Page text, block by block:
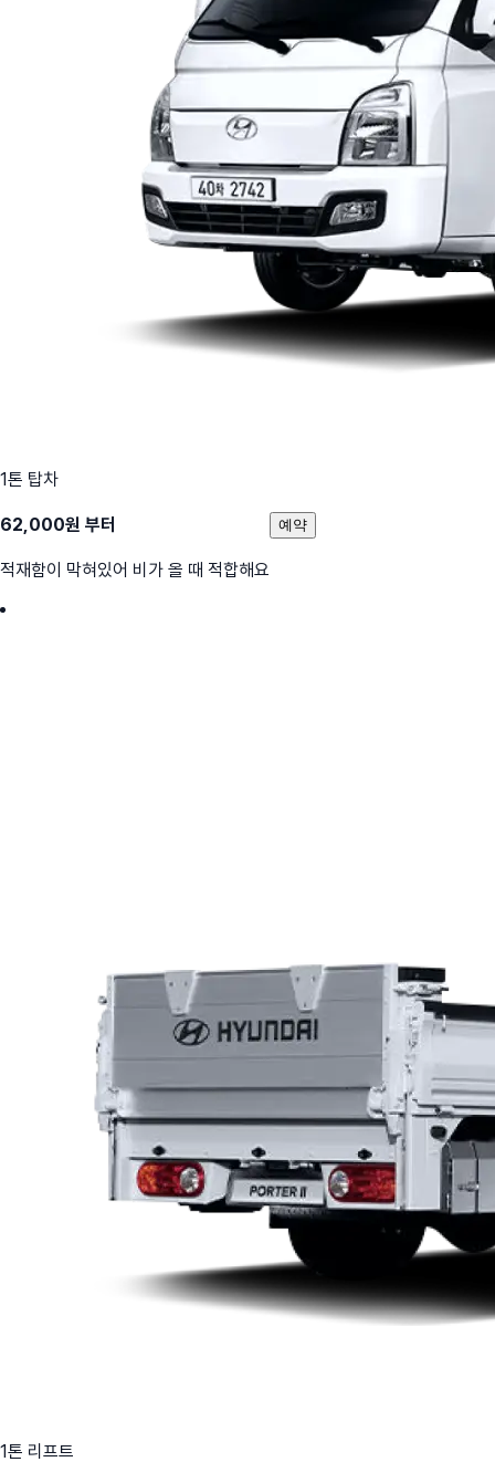
1톤 탑차
62,000원 부터
적재함이 막혀있어 비가 올 때 적합해요
예약
1톤 리프트